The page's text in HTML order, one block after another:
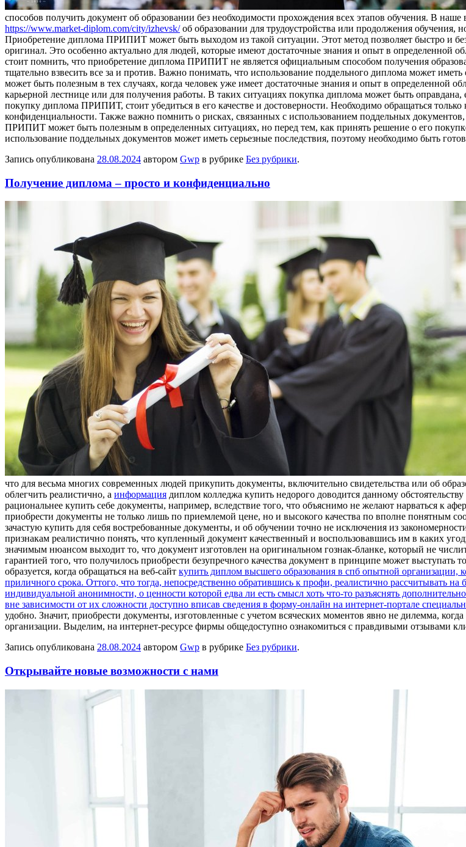
способов получить документ об образовании без необходимости прохождения всех этапов обучения. В
https://www.market-diplom.com/city/izhevsk/об образовании для трудоустройства или продолжения
Приобретение диплома ПРИПИТ может быть выходом из такой ситуации. Этот метод позволяет быстро и
оригинал. Это особенно актуально для людей, которые имеют достаточные знания и опыт в определенной
стоит помнить, что приобретение диплома ПРИПИТ не является официальным способом получения
тщательно взвесить все за и против. Важно понимать, что использование поддельного диплома может
может быть полезным в тех случаях, когда человек уже имеет достаточные знания и опыт в определенной
карьерной лестнице или для получения работы. В таких ситуациях покупка диплома может быть
покупку диплома ПРИПИТ, стоит убедиться в его качестве и достоверности. Необходимо обращаться
конфиденциальности. Также важно помнить о рисках, связанных с использованием поддельных
ПРИПИТ может быть полезным в определенных ситуациях, но перед тем, как принять решение о его
использование поддельных документов может иметь серьезные последствия, поэтому необходимо быть
Запись опубликована 28.08.2024 автором Gwp в рубрике Без рубрики.
Получение диплома – просто и конфиденциально
что для весьма многих современных людей прикупить документы, включительно свидетельства или об
облегчить реалистично, а информация диплом колледжа купить недорого доводится данному
рациональнее купить себе документы, например, вследствие того, что объяснимо не желают нарваться к
приобрести документы не только лишь по приемлемой цене, но и высокого качества по вполне понятным
зачастую купить для себя востребованные документы, и об обучении точно не исключения из
признакам реалистично понять, что купленный документ качественный и воспользовавшись им в каких
значимым нюансом выходит то, что документ изготовлен на оригинальном гознак-бланке, который не
гарантией того, что получилось приобрести безупречного качества документ в принципе может
образуется, когда обращаться на веб-сайт купить диплом высшего образования в спб опытной организации,
приличного срока. Оттого, что тогда, непосредственно обратившись к профи, реалистично рассчитывать
индивидуальной анонимности, о ценности которой едва ли есть смысл хоть что-то разъяснять
вне зависимости от их сложности доступно вписав сведения в форму-онлайн на интернет-портале
удобно. Значит, приобрести документы, изготовленные с учетом всяческих моментов явно не дилемма,
организации. Выделим, на интернет-ресурсе фирмы общедоступно ознакомиться с правдивыми отзывами
Запись опубликована 28.08.2024 автором Gwp в рубрике Без рубрики.
Открывайте новые возможности с нами